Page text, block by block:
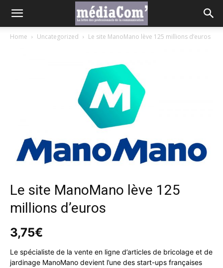
Home Uncategorized Le site ManoMano lève 125 millions d’euros
Le site ManoMano lève 125
millions d’euros
3,75€
Le spécialiste de la vente en ligne d’articles de bricolage et de
jardinage ManoMano devient l’une des start-ups françaises